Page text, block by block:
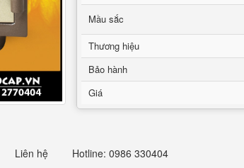
Mầu sắc
Thương hiệu
Bảo hành
Giá
Liên hệ Hotline: 0986 330404